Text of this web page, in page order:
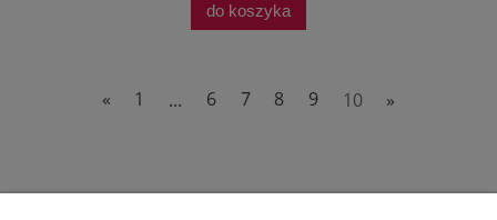
do koszyka
« 1 ... 6 7 8 9 10 »